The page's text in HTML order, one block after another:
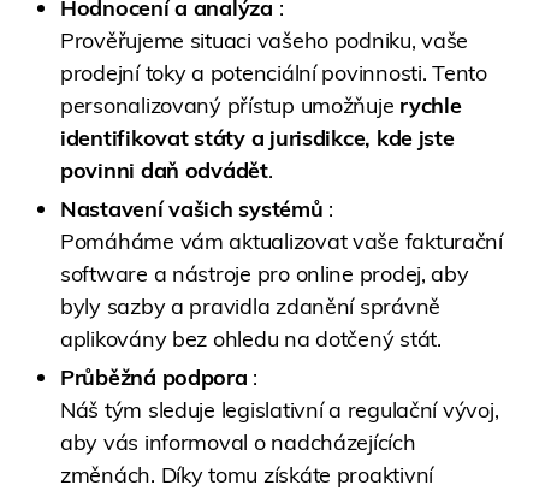
Hodnocení a analýza :
Prověřujeme situaci vašeho podniku, vaše
prodejní toky a potenciální povinnosti. Tento
personalizovaný přístup umožňuje rychle
identifikovat státy a jurisdikce, kde jste
povinni daň odvádět.
Nastavení vašich systémů :
Pomáháme vám aktualizovat vaše fakturační
software a nástroje pro online prodej, aby
byly sazby a pravidla zdanění správně
aplikovány bez ohledu na dotčený stát.
Průběžná podpora :
Náš tým sleduje legislativní a regulační vývoj,
aby vás informoval o nadcházejících
změnách. Díky tomu získáte proaktivní